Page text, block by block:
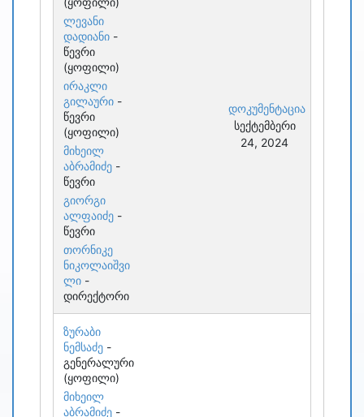
ლევანი
დადიანი -
წევრი
(ყოფილი)
ირაკლი
გილაური -
წევრი
(ყოფილი)
მიხეილ
აბრამიძე -
წევრი
გიორგი
ალფაიძე -
წევრი
თორნიკე
ნიკოლაიშვი
ლი -
დირექტორი
დოკუმენტაცია
სექტემბერი
24, 2024
ზურაბი
ნემსაძე -
გენერალური
(ყოფილი)
მიხეილ
აბრამიძე -